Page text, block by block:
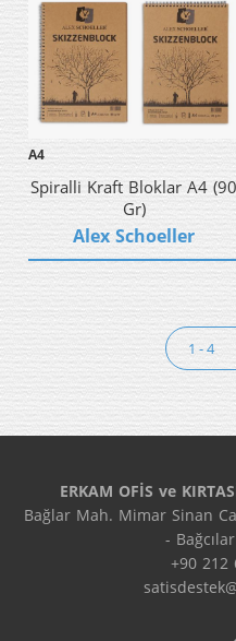
A4
Spiralli Kraft Bloklar A4 (90
Gr)
Alex Schoeller
1 - 4
ERKAM OFİS ve
Bağlar Mah. Mimar Sinan
-
+90 212